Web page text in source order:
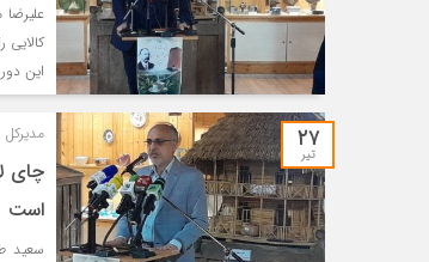
این
۲۷
تیر
مدیرکل
چای
است
سعید
Beau3637
Very good
https://is.gd/N1ikS2